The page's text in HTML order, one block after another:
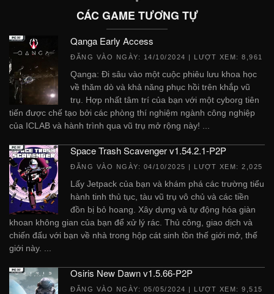
CÁC GAME TƯƠNG TỰ
Qanga Early Access
ĐĂNG VÀO NGÀY: 14/10/2024 | LƯỢT XEM: 8,961
Qanga: Đi sâu vào một cuộc phiêu lưu khoa học
về thăm dò và khả năng phục hồi trên khắp vũ
trụ. Hợp nhất tâm trí của bạn với một cyborg tiên
tiến được chế tạo bởi các phòng thí nghiệm ngành công nghiệp
của ICLAB và hành trình qua vũ trụ mở rộng này! ...
Space Trash Scavenger v1.54.2.1-P2P
ĐĂNG VÀO NGÀY: 04/10/2025 | LƯỢT XEM: 2,025
Lấy Jetpack của bạn và khám phá các trường tiểu
hành tinh thủ tục, tàu vũ trụ vô chủ và các tiền
đồn bị bỏ hoang. Xây dựng và tự động hóa giàn
khoan không gian của bạn để xử lý rác. Thủ công, giao dịch và
chiến đấu với bạn về nhà trong hộp cát sinh tồn thế giới mở, thế
giới này. ...
Osiris New Dawn v1.5.66-P2P
ĐĂNG VÀO NGÀY: 05/05/2024 | LƯỢT XEM: 9,515